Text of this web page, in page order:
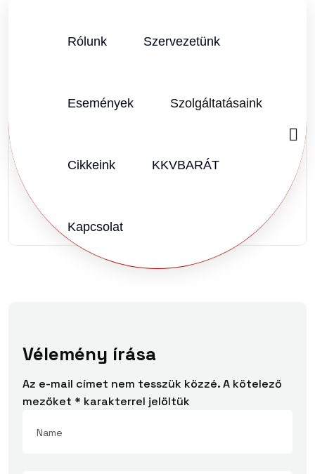
Rólunk Szervezetünk
Események Szolgáltatásaink
Cikkeink KKVBARÁT
Kapcsolat
SZERZŐ: SZEPNORBI@GMAIL.COM
20251128
Vélemény írása
Az e-mail címet nem tesszük közzé.A kötelező
mezőket * karakterrel jelöltük